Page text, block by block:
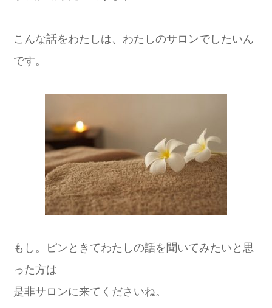
こんな話をわたしは、わたしのサロンでしたいん
です。
もし。ピンときてわたしの話を聞いてみたいと思
った方は
是非サロンに来てくださいね。